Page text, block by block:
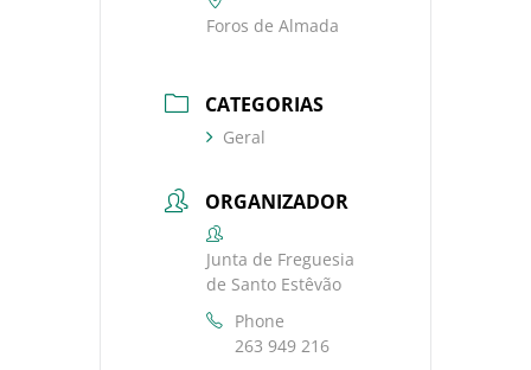
Foros de Almada
CATEGORIAS
Geral
ORGANIZADOR
Junta de Freguesia
de Santo Estêvão
Phone
263 949 216